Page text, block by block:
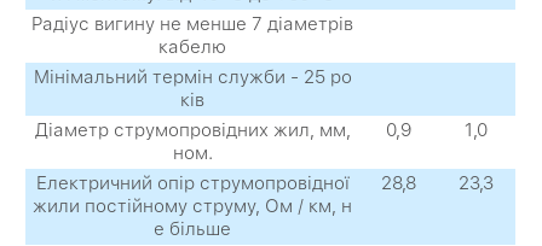
Радіус вигину не менше 7 діаметрів
кабелю
Мінімальний термін служби - 25 ро
ків
Діаметр струмопровідних жил, мм,
ном.
0,9 1,0
Електричний опір струмопровідної
жили постійному струму, Ом / км, н
е більше
28,8 23,3